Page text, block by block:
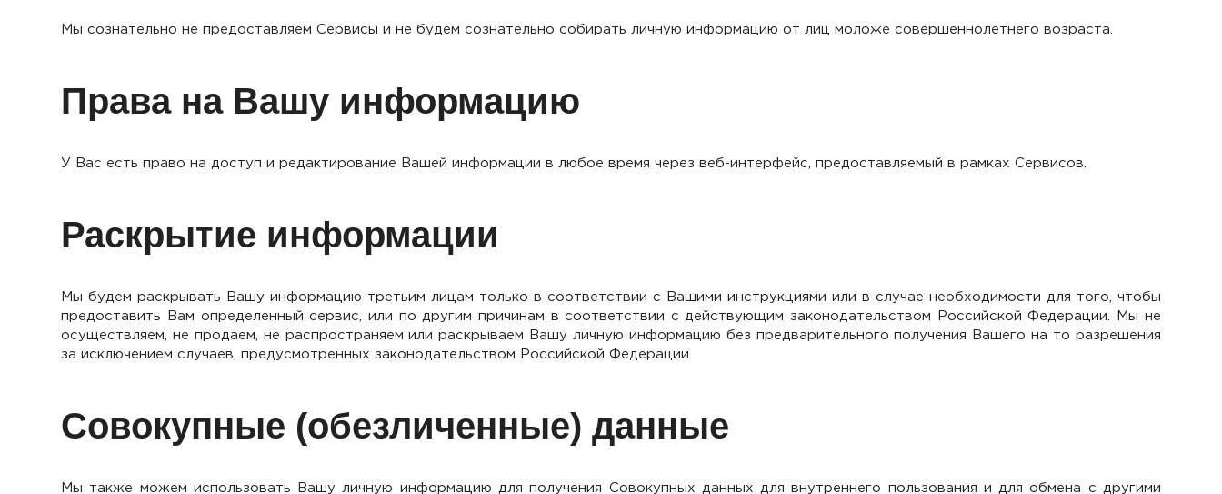
Мы сознательно не предоставляем Сервисы и не будем сознательно собирать личную информацию от лиц моложе совершеннолетнего возраста.
Права на Вашу информацию
У Вас есть право на доступ и редактирование Вашей информации в любое время через веб-интерфейс, предоставляемый в рамках Сервисов.
Раскрытие информации
Мы будем раскрывать Вашу информацию третьим лицам только в соответствии с Вашими инструкциями или в случае необходимости для того, чтобы
предоставить Вам определенный сервис, или по другим причинам в соответствии с действующим законодательством Российской Федерации. Мы не
осуществляем, не продаем, не распространяем или раскрываем Вашу личную информацию без предварительного получения Вашего на то разрешения
за исключением случаев, предусмотренных законодательством Российской Федерации.
Совокупные (обезличенные) данные
Мы также можем использовать Вашу личную информацию для получения Совокупных данных для внутреннего пользования и для обмена с другими